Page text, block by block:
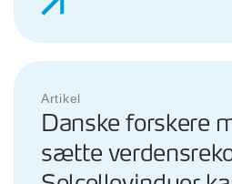
Artikel
Danske forskere
sætte